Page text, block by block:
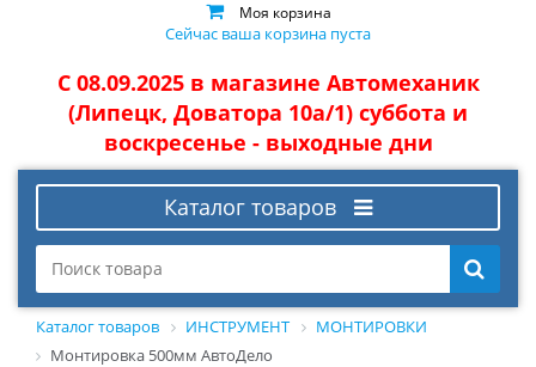
Моя корзина
Сейчас ваша корзина пуста
С 08.09.2025 в магазине Автомеханик
(Липецк, Доватора 10а/1) суббота и
воскресенье - выходные дни
Каталог товаров
Каталог товаров ИНСТРУМЕНТ
МОНТИРОВКИ
Монтировка 500мм АвтоДело